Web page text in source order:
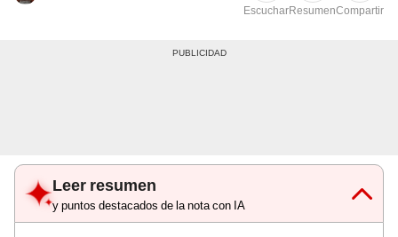
EscucharResumenCompartir
Leer resumen
y puntos destacados de la nota con IA